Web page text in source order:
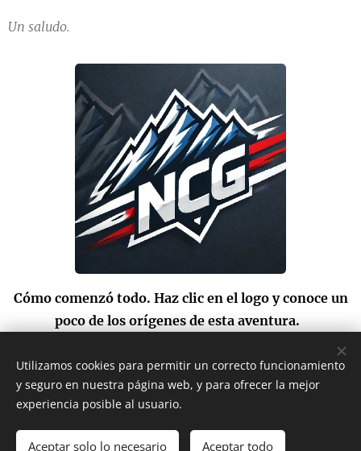
Un saludo.
Cómo comenzó todo. Haz clic en el logo y conoce un
poco de los orígenes de esta aventura.
Club Natación Comarca del Guadalhorce.
Utilizamos cookies para permitir un correcto funcionamiento
y seguro en nuestra página web, y para ofrecer la mejor
experiencia posible al usuario.
Aceptar solo lo necesario Aceptar todo